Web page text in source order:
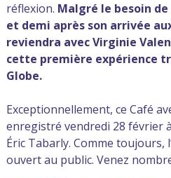
réflexion. Malgré le besoin
et demi après son arrivée
reviendra avec Virginie
cette première expérience
Globe.
Exceptionnellement, ce Café
enregistré vendredi 28 février
Éric Tabarly. Comme toujours,
ouvert au public. Venez